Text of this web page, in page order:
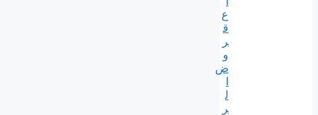
ع
ق
ر
و
ض
ل
ر